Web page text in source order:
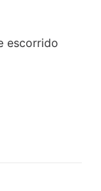
escorrido